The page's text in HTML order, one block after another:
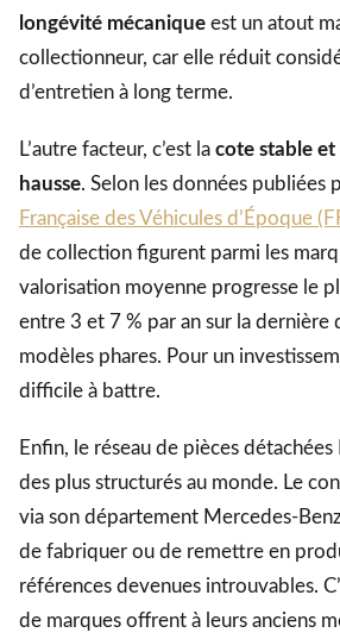
longévité mécanique est un atout
collectionneur, car elle réduit
d’entretien à long terme.
L’autre facteur, c’est la cote stable et
hausse. Selon les données publiées
Française des Véhicules d’Époque
de collection figurent parmi les
valorisation moyenne progresse le
entre 3 et 7 % par an sur la dernière
modèles phares. Pour un
difficile à battre.
Enfin, le réseau de pièces détachées
des plus structurés au monde. Le
via son département Mercedes-
de fabriquer ou de remettre en
références devenues introuvables.
de marques offrent à leurs anciens